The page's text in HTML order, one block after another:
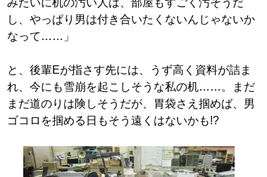
し、やっぱり男は付き合いたくないんじゃないか
なって……」
と、後輩Eが指さす先には、うず高く資料が詰ま
れ、今にも雪崩を起こしそうな私の机……。まだ
まだ道のりは険しそうだが、胃袋さえ掴めば、男
ゴコロを掴める日もそう遠くはないかも!?